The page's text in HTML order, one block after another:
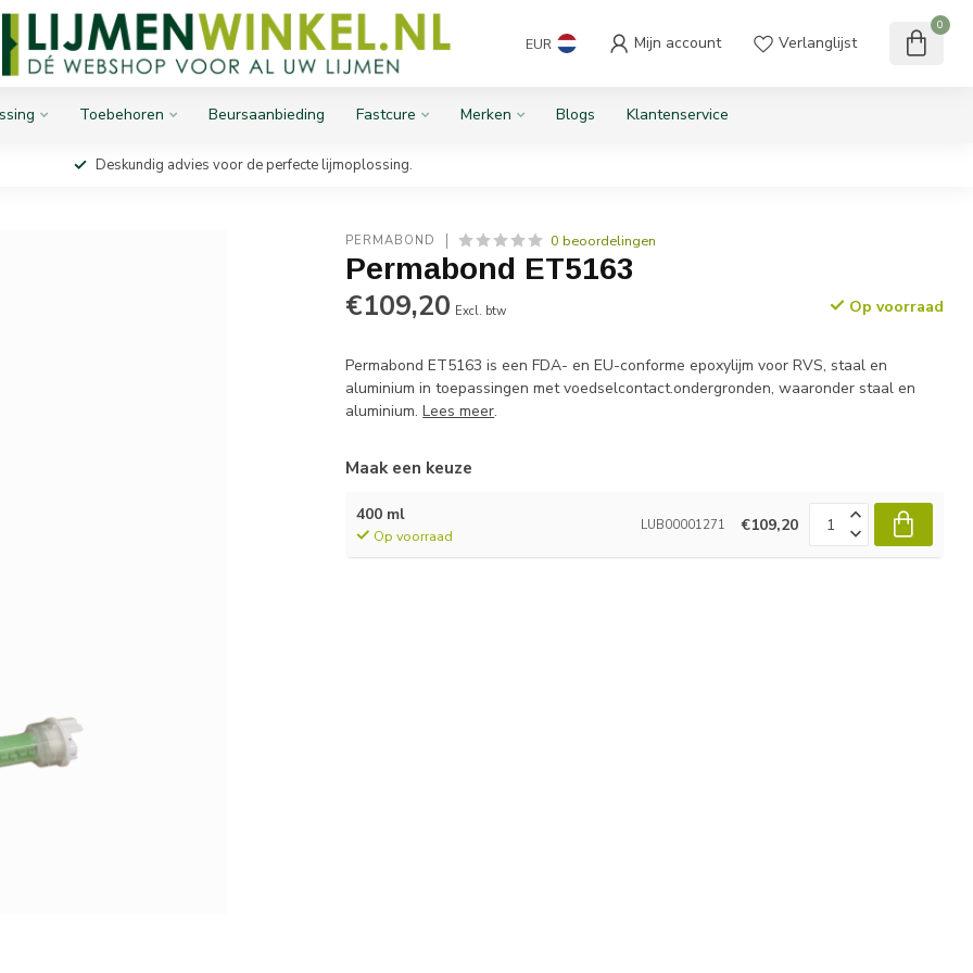
EUR Mijn account Verlanglijst
0
Toebehoren Beursaanbieding Fastcure Merken Blogs Klantenservice
Deskundig advies voor de perfecte lijmoplossing.
PERMABOND 0 beoordelingen
Permabond ET5163
€109,20 Excl. btw Op voorraad
Permabond ET5163 is een FDA- en EU-conforme epoxylijm voor RVS, staal en
aluminium in toepassingen met voedselcontact.ondergronden, waaronder staal en
aluminium.Lees meer.
Maak een keuze
400 ml
Op voorraad
LUB00001271 €109,20